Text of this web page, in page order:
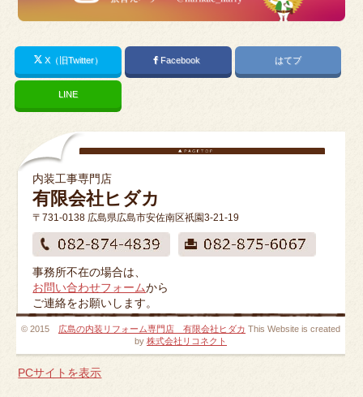
X（旧Twitter） Facebook はてブ
LINE
内装工事専門店
有限会社ヒダカ
〒731-0138 広島県広島市安佐南区祇園3-21-19
事務所不在の場合は、
お問い合わせフォームから
ご連絡をお願いします。
© 2015 広島の内装リフォーム専門店 有限会社ヒダカ This Website is created
by 株式会社リコネクト
PCサイトを表示